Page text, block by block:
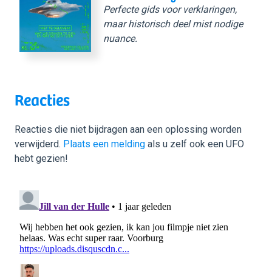
Perfecte gids voor verklaringen,
maar historisch deel mist nodige
nuance.
Reacties
Reacties die niet bijdragen aan een oplossing worden
verwijderd. Plaats een melding als u zelf ook een UFO
hebt gezien!